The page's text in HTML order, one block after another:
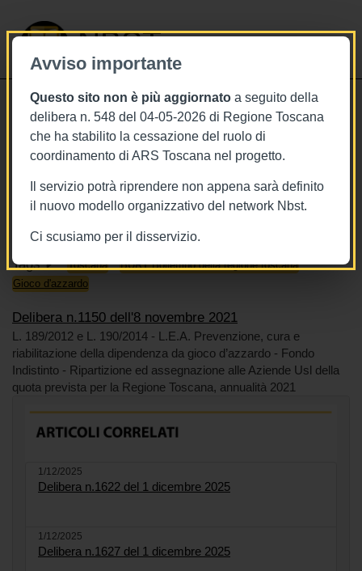
Avviso importante
Questo sito non è più aggiornato a seguito della
delibera n. 548 del 04-05-2026 di Regione Toscana
che ha stabilito la cessazione del ruolo di
coordinamento di ARS Toscana nel progetto.
Il servizio potrà riprendere non appena sarà definito
il nuovo modello organizzativo del network Nbst.
Ci scusiamo per il disservizio.
NBST
8/11/2021
Delibera n.1150 dell'8 novembre
2021
Tags Toscana
BURT Bollettino della regione toscana
Gioco d'azzardo
Delibera n.1150 dell'8 novembre 2021
L. 189/2012 e L. 190/2014 - L.E.A. Prevenzione, cura e
riabilitazione della dipendenza da gioco d’azzardo - Fondo
Indistinto - Ripartizione ed assegnazione alle Aziende Usl della
quota prevista per la Regione Toscana, annualità 2021
1/12/2025
Delibera n.1622 del 1 dicembre 2025
1/12/2025
Delibera n.1627 del 1 dicembre 2025